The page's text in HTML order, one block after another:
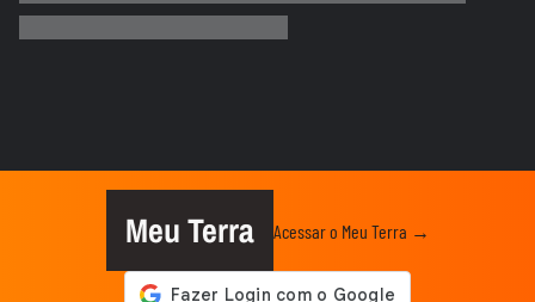
apresentadora da Record...
Manutenção do mandato de Carla
Meu Terra Acessar o Meu Terra →